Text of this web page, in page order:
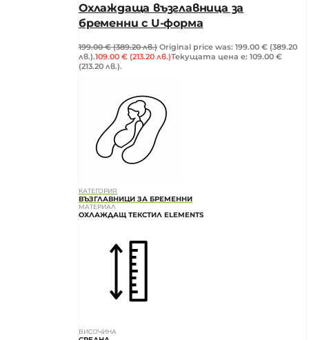
Охлаждаща възглавница за
бременни с U-форма
199.00€ (389.20 лв.) Original price was: 199.00 € (389.20
лв.).109.00 € (213.20 лв.)Текущата цена е: 109.00 €
(213.20 лв.).
КАТЕГОРИЯ
ВЪЗГЛАВНИЦИ ЗА БРЕМЕННИ
МАТЕРИАЛ
ОХЛАЖДАЩ ТЕКСТИЛ ELEMENTS
ВИСОЧИНА